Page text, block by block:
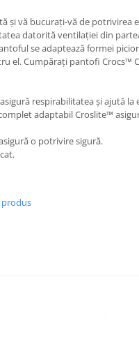
și vă bucurați-vă de potrivirea
datorită ventilației din
se adaptează formei
el. Cumpărați pantofi Crocs™
respirabilitatea și ajută la
adaptabil Croslite™
o potrivire sigură.